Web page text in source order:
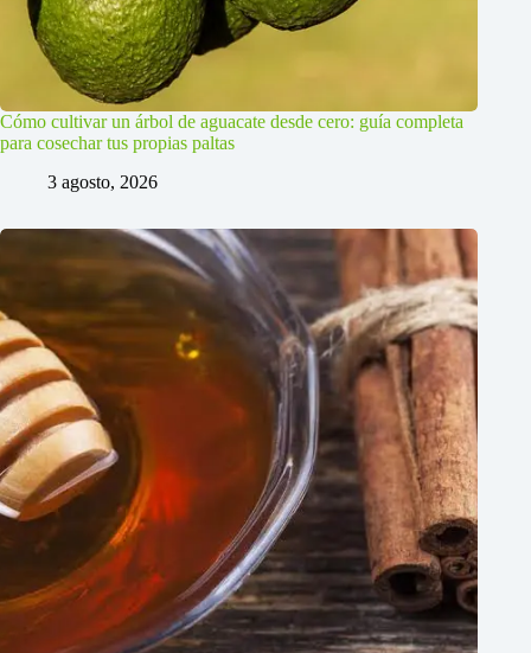
Cómo cultivar un árbol de aguacate desde cero: guía completa
para cosechar tus propias paltas
3 agosto, 2026